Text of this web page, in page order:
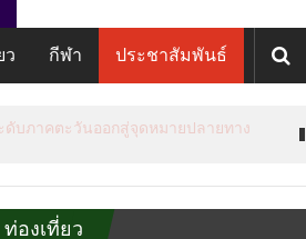
ว กีฬา ประชาสัมพันธ์
ดับภาคตะวันออกสู่จุดหมายปลายทาง
ท่องเที่ยว